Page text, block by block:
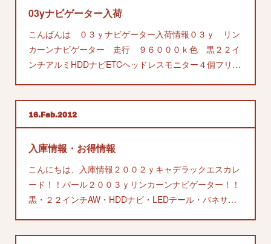
03yナビゲーター入荷
こんばんは ０３ｙナビゲーター入荷情報０３ｙ リン
カーンナビゲーター 走行 ９６０００ｋ色 黒２２イ
ンチアルミHDDナビETCヘッドレスモニター４個フリ…
16 Feb 2012
入庫情報・お得情報
こんにちは、入庫情報２００２ｙキャデラックエスカレ
ード！！パール２００３ｙリンカーンナビゲーター！！
黒・２２インチAW・HDDナビ・LEDテール・バネサ…